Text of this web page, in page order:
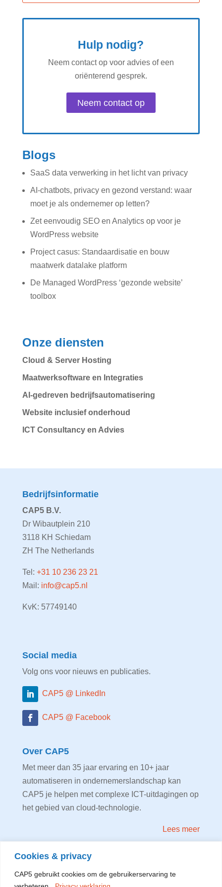
Cookies & privacy
CAP5 gebruikt cookies om de gebruikerservaring te
Hulp nodig?
Neem contact op voor advies of een
oriënterend gesprek.
Neem contact op
Blogs
SaaS data verwerking in het licht van privacy
AI-chatbots, privacy en gezond verstand: waar
moet je als ondernemer op letten?
Zet eenvoudig SEO en Analytics op voor je
WordPress website
Project casus: Standaardisatie en bouw
maatwerk datalake platform
De Managed WordPress ‘gezonde website’
toolbox
Onze diensten
Cloud & Server Hosting
Maatwerksoftware en Integraties
AI-gedreven bedrijfsautomatisering
Website inclusief onderhoud
ICT Consultancy en Advies
Bedrijfsinformatie
CAP5 B.V.
Dr Wibautplein 210
3118 KH Schiedam
ZH The Netherlands
Tel: +31 10 236 23 21
Mail: info@cap5.nl
KvK: 57749140
Social media
Volg ons voor nieuws en publicaties.
CAP5 @ LinkedIn
CAP5 @ Facebook
Over CAP5
Met meer dan 35 jaar ervaring en 10+ jaar
automatiseren in ondernemerslandschap kan
CAP5 je helpen met complexe ICT-uitdagingen op
het gebied van cloud-technologie.
Lees meer
Privacy verklaring